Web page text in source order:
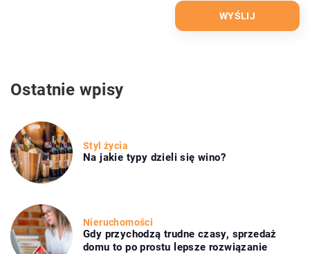
Ostatnie wpisy
Styl życia
Na jakie typy dzieli się wino?
Nieruchomości
Gdy przychodzą trudne czasy, sprzedaż
domu to po prostu lepsze rozwiązanie